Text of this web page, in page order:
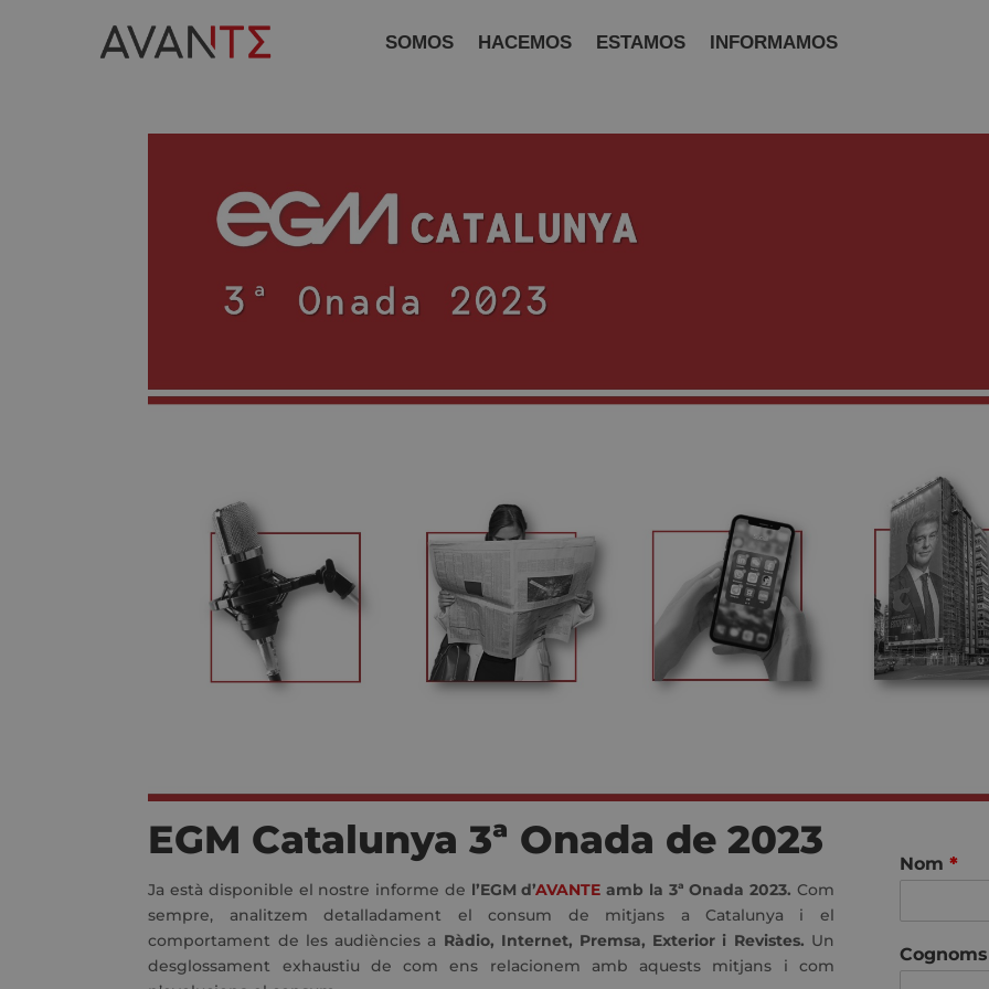
SOMOS HACEMOS ESTAMOS INFORMAMOS
EGM Catalunya 3ª Onada de 2023
Ja està disponible el nostre informe de l’EGM d’AVANTE amb la 3ª Onada 2023. Com
sempre, analitzem detalladament el consum de mitjans a Catalunya i el
comportament de les audiències a Ràdio, Internet, Premsa, Exterior i Revistes. Un
desglossament exhaustiu de com ens relacionem amb aquests mitjans i com
Nom *